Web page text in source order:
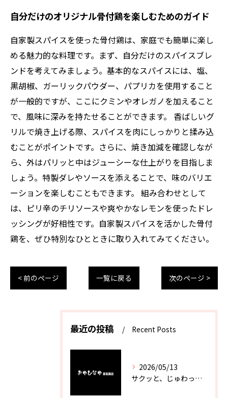
自分だけのオリジナル骨付鶏を楽しむためのガイド
自家製スパイスを使った骨付鶏は、家庭でも簡単に楽し
める魅力的な料理です。まず、自分だけのスパイスブレ
ンドを考えてみましょう。基本的なスパイスには、塩、
黒胡椒、ガーリックパウダー、パプリカを使用すること
が一般的ですが、ここにクミンやオレガノを加えること
で、風味に深みを持たせることができます。 香ばしいグ
リルで焼き上げる際、スパイスを肉にしっかりと揉み込
むことがポイントです。さらに、焼き加減を確認しなが
ら、外はパリッと中はジューシーな仕上がりを目指しま
しょう。特製ダレやソースを添えることで、味のバリエ
ーションを楽しむこともできます。 組み合わせとして
は、ピリ辛のチリソースや爽やかなレモンを使ったドレ
ッシングが好相性です。自家製スパイスを活かした骨付
鶏を、ぜひ特別なひとときに取り入れてみてください。
< 前のページ 一覧に戻る 次のページ >
最近の投稿 Recent Posts
2026/05/13
サクッと、じゅわっと。瀬戸内が香るカキフライ